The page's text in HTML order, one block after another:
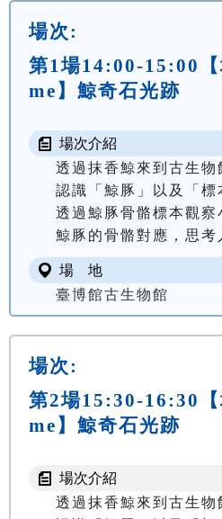
場次:
第1場14:00-15:00
me】鯨奇石光跡
場次介紹
透過抹香鯨來到古生
認識「鯨豚」以及「
透過鯨豚骨骼標本觀
場 地
臺博館古生物館
場次:
第2場15:30-16:30
me】鯨奇石光跡
場次介紹
透過抹香鯨來到古生